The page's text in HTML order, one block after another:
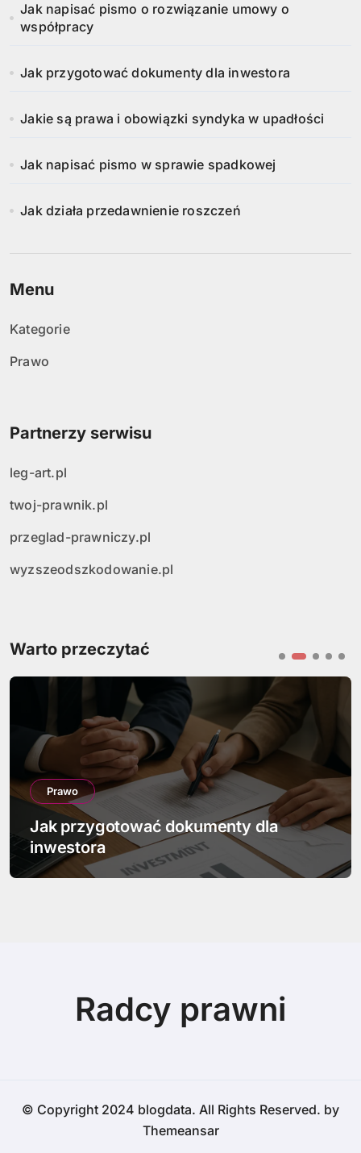
Jak napisać pismo o rozwiązanie umowy o
współpracy
Jak przygotować dokumenty dla inwestora
Jakie są prawa i obowiązki syndyka w upadłości
Jak napisać pismo w sprawie spadkowej
Jak działa przedawnienie roszczeń
Menu
Kategorie
Prawo
Partnerzy serwisu
leg-art.pl
twoj-prawnik.pl
przeglad-prawniczy.pl
wyzszeodszkodowanie.pl
Warto przeczytać
Prawo
Jak przygotować dokumenty dla
inwestora
Radcy prawni
© Copyright 2024 blogdata. All Rights Reserved. by
Themeansar